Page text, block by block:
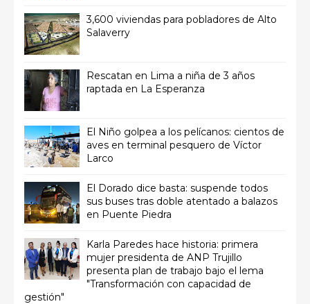
3,600 viviendas para pobladores de Alto
Salaverry
Rescatan en Lima a niña de 3 años
raptada en La Esperanza
El Niño golpea a los pelícanos: cientos de
aves en terminal pesquero de Víctor
Larco
El Dorado dice basta: suspende todos
sus buses tras doble atentado a balazos
en Puente Piedra
Karla Paredes hace historia: primera
mujer presidenta de ANP Trujillo
presenta plan de trabajo bajo el lema
"Transformación con capacidad de
gestión"